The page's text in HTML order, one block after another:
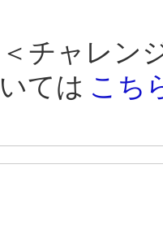
チャレン
ては こち